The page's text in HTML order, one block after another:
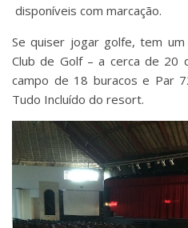
disponíveis com marcação.
Se quiser jogar golfe, tem
Club de Golf – a cerca de 20
campo de 18 buracos e Par
Tudo Incluído do resort.